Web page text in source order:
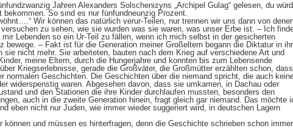
Jahren Alexanders Solschenizyns „Archipel Gulag“ gelesen, du
So sind es nur fünfundneunzig Prozent.
Wir können das natürlich verur-Teilen, nur trennen wir uns dann von
zu sehen, wie sie wurden was sie waren, was unser Erbe ist. – Ich
Lebenden so ein Ur-Teil zu fällen, wenn ich mich selbst in der gesicherten
bewege. – Fakt ist für die Generation meiner Großeltern begann die Diktatur in
sie nicht mehr. Sie arbeiteten, bauten nach dem Krieg auf verschiedene Art und
meine Eltern, durch die Hungerjahre und konnten bis zum Lebensende
Kriegserlebnisse, gerade die Großväter, die Großmütter erzählten schon,
normalen Geschichten. Die Geschichten über die niemand spricht, die auch
widerspenstig waren. Abgesehen davon, dass sie umkamen, in Dachau oder
und den Stationen die ihre Kinder durchlaufen mussten, besonders den
auch in die zweite Generation hinein, fragt gleich gar niemand. Das möchte
eben nicht nur Juden, wie immer wieder suggeriert wird, in deutschen Lagern
können und müssen es hinterfragen, denn die Geschichte schrieben schon